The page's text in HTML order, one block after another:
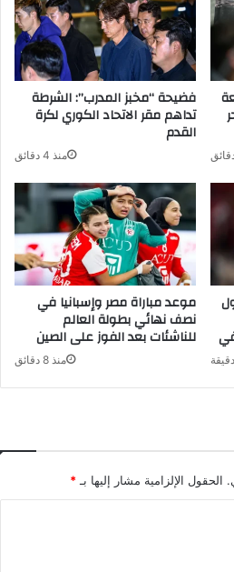
فضيحة “مخبز المدرب”: الشرطة
تداهم مقر الاتحاد الكوري لكرة
القدم
منذ 4 دقائق
موعد مباراة مصر وإسبانيا في
نصف نهائي بطولة العالم
للناشئات بعد الفوز على الصين
منذ 8 دقائق
الحقول الإلزامية مشار إليها بـ *